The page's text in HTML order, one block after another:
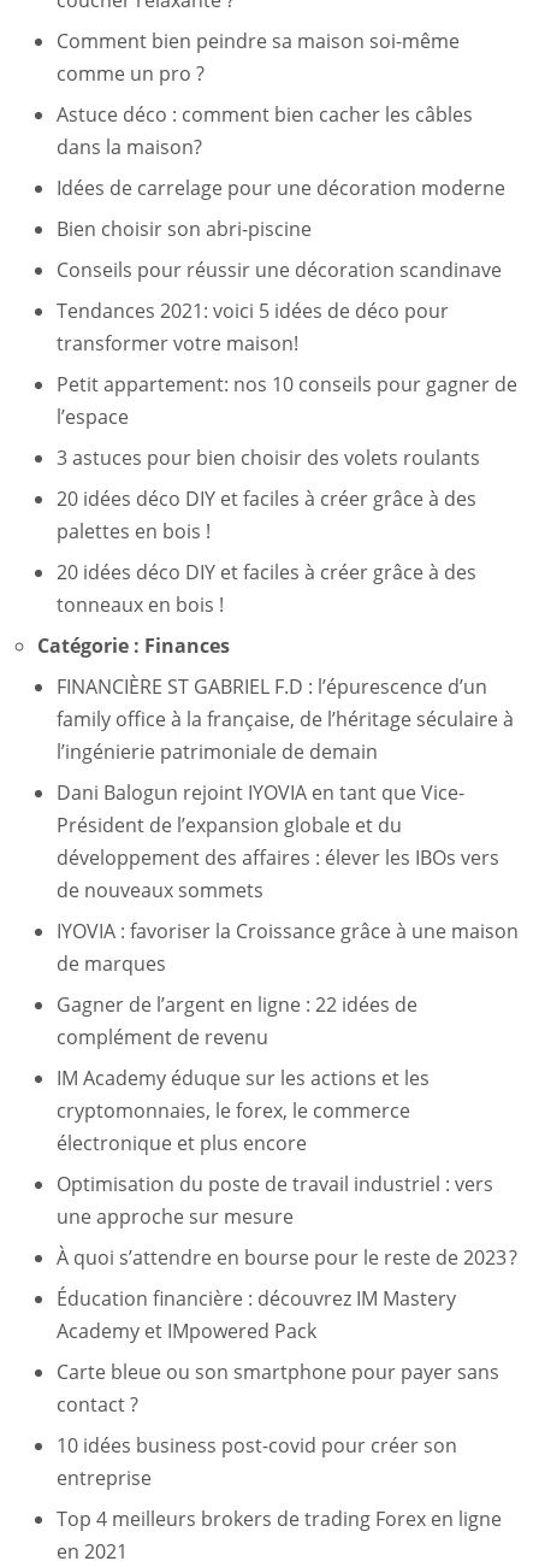
Comment bien peindre sa maison soi-même
comme un pro ?
Astuce déco : comment bien cacher les câbles
dans la maison?
Idées de carrelage pour une décoration moderne
Bien choisir son abri-piscine
Conseils pour réussir une décoration scandinave
Tendances 2021: voici 5 idées de déco pour
transformer votre maison!
Petit appartement: nos 10 conseils pour gagner de
l’espace
3 astuces pour bien choisir des volets roulants
20 idées déco DIY et faciles à créer grâce à des
palettes en bois !
20 idées déco DIY et faciles à créer grâce à des
tonneaux en bois !
Catégorie : Finances
FINANCIÈRE ST GABRIEL F.D : l’épurescence d’un
family office à la française, de l’héritage séculaire à
l’ingénierie patrimoniale de demain
Dani Balogun rejoint IYOVIA en tant que Vice-
Président de l’expansion globale et du
développement des affaires : élever les IBOs vers
de nouveaux sommets
IYOVIA : favoriser la Croissance grâce à une maison
de marques
Gagner de l’argent en ligne : 22 idées de
complément de revenu
IM Academy éduque sur les actions et les
cryptomonnaies, le forex, le commerce
électronique et plus encore
Optimisation du poste de travail industriel : vers
une approche sur mesure
À quoi s’attendre en bourse pour le reste de 2023 ?
Éducation financière : découvrez IM Mastery
Academy et IMpowered Pack
Carte bleue ou son smartphone pour payer sans
contact ?
10 idées business post-covid pour créer son
entreprise
Top 4 meilleurs brokers de trading Forex en ligne
en 2021